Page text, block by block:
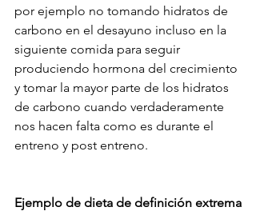
por ejemplo no tomando hidratos de
carbono en el desayuno incluso en la
siguiente comida para seguir
produciendo hormona del crecimiento
y tomar la mayor parte de los hidratos
de carbono cuando verdaderamente
nos hacen falta como es durante el
entreno y post entreno.
Ejemplo de dieta de definición extrema